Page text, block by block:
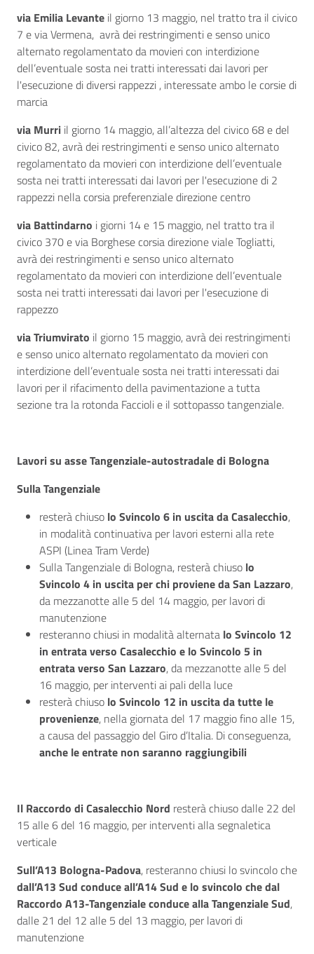
via Emilia Levante il giorno 13 maggio, nel tratto tra il civico
7 e via Vermena, avrà dei restringimenti e senso unico
alternato regolamentato da movieri con interdizione
dell’eventuale sosta nei tratti interessati dai lavori per
l'esecuzione di diversi rappezzi , interessate ambo le corsie di
marcia
via Murri il giorno 14 maggio, all’altezza del civico 68 e del
civico 82, avrà dei restringimenti e senso unico alternato
regolamentato da movieri con interdizione dell’eventuale
sosta nei tratti interessati dai lavori per l'esecuzione di 2
rappezzi nella corsia preferenziale direzione centro
via Battindarno i giorni 14 e 15 maggio, nel tratto tra il
civico 370 e via Borghese corsia direzione viale Togliatti,
avrà dei restringimenti e senso unico alternato
regolamentato da movieri con interdizione dell’eventuale
sosta nei tratti interessati dai lavori per l'esecuzione di
rappezzo
via Triumvirato il giorno 15 maggio, avrà dei restringimenti
e senso unico alternato regolamentato da movieri con
interdizione dell’eventuale sosta nei tratti interessati dai
lavori per il rifacimento della pavimentazione a tutta
sezione tra la rotonda Faccioli e il sottopasso tangenziale.
Lavori su asse Tangenziale-autostradale di Bologna
Sulla Tangenziale
resterà chiuso lo Svincolo 6 in uscita da Casalecchio,
in modalità continuativa per lavori esterni alla rete
ASPI (Linea Tram Verde)
Sulla Tangenziale di Bologna, resterà chiuso lo
Svincolo 4 in uscita per chi proviene da San Lazzaro,
da mezzanotte alle 5 del 14 maggio, per lavori di
manutenzione
resteranno chiusi in modalità alternata lo Svincolo 12
in entrata verso Casalecchio e lo Svincolo 5 in
entrata verso San Lazzaro, da mezzanotte alle 5 del
16 maggio, per interventi ai pali della luce
resterà chiuso lo Svincolo 12 in uscita da tutte le
provenienze, nella giornata del 17 maggio fino alle 15,
a causa del passaggio del Giro d’Italia. Di conseguenza,
anche le entrate non saranno raggiungibili
Il Raccordo di Casalecchio Nord resterà chiuso dalle 22 del
15 alle 6 del 16 maggio, per interventi alla segnaletica
verticale
Sull’A13 Bologna-Padova, resteranno chiusi lo svincolo che
dall’A13 Sud conduce all’A14 Sud e lo svincolo che dal
Raccordo A13-Tangenziale conduce alla Tangenziale Sud,
dalle 21 del 12 alle 5 del 13 maggio, per lavori di
manutenzione